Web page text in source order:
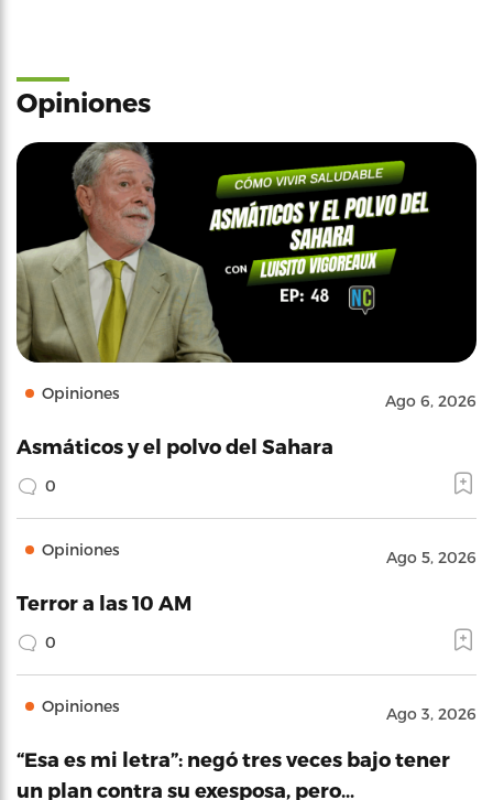
Opiniones
Opiniones Ago 6, 2026
Asmáticos y el polvo del Sahara
0
Opiniones Ago 5, 2026
Terror a las 10 AM
0
Opiniones Ago 3, 2026
“Esa es mi letra”: negó tres veces bajo tener
un plan contra su exesposa, pero…